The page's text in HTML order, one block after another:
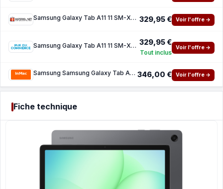
Samsung Galaxy Tab A11 11 SM-X230N Grey - 128 Go 329,95 € Voir l'offre →
Samsung Galaxy Tab A11 11 SM-X230 6 Go 128 Go Grey Wi-Fi 329,95 €
Tout inclus
Voir l'offre →
Samsung Samsung Galaxy Tab A11 - tablette - 128 Go 346,00 € Voir l'offre →
Fiche technique